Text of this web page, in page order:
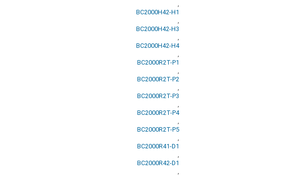
,
BC2000H42-H1
,
BC2000H42-H3
,
BC2000H42-H4
,
BC2000R2T-P1
,
BC2000R2T-P2
,
BC2000R2T-P3
,
BC2000R2T-P4
,
BC2000R2T-P5
,
BC2000R41-D1
,
BC2000R42-D1
,